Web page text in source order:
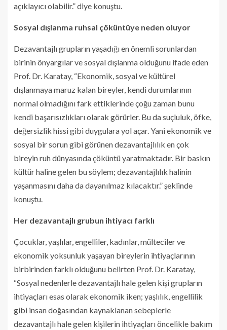
açıklayıcı olabilir.” diye konuştu.
Sosyal dışlanma ruhsal çöküntüye neden oluyor
Dezavantajlı grupların yaşadığı en önemli sorunlardan
birinin önyargılar ve sosyal dışlanma olduğunu ifade eden
Prof. Dr. Karatay, “Ekonomik, sosyal ve kültürel
dışlanmaya maruz kalan bireyler, kendi durumlarının
normal olmadığını fark ettiklerinde çoğu zaman bunu
kendi başarısızlıkları olarak görürler. Bu da suçluluk, öfke,
değersizlik hissi gibi duygulara yol açar. Yani ekonomik ve
sosyal bir sorun gibi görünen dezavantajlılık en çok
bireyin ruh dünyasında çöküntü yaratmaktadır. Bir baskın
kültür haline gelen bu söylem; dezavantajlılık halinin
yaşanmasını daha da dayanılmaz kılacaktır.” şeklinde
konuştu.
Her dezavantajlı grubun ihtiyacı farklı
Çocuklar, yaşlılar, engelliler, kadınlar, mülteciler ve
ekonomik yoksunluk yaşayan bireylerin ihtiyaçlarının
birbirinden farklı olduğunu belirten Prof. Dr. Karatay,
“Sosyal nedenlerle dezavantajlı hale gelen kişi grupların
ihtiyaçları esas olarak ekonomik iken; yaşlılık, engellilik
gibi insan doğasından kaynaklanan sebeplerle
dezavantajlı hale gelen kişilerin ihtiyaçları öncelikle bakım